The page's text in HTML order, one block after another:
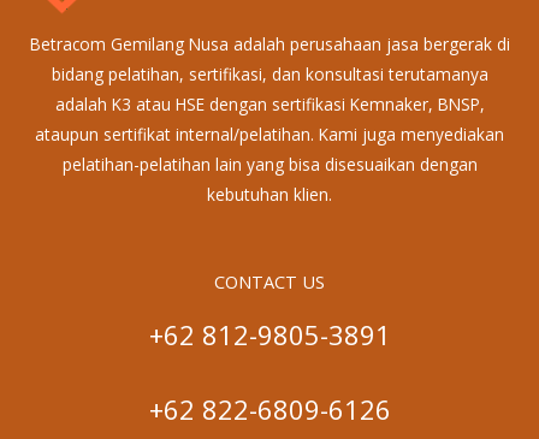
Betracom Gemilang Nusa adalah perusahaan jasa bergerak di
bidang pelatihan, sertifikasi, dan konsultasi terutamanya
adalah K3 atau HSE dengan sertifikasi Kemnaker, BNSP,
ataupun sertifikat internal/pelatihan. Kami juga menyediakan
pelatihan-pelatihan lain yang bisa disesuaikan dengan
kebutuhan klien.
CONTACT US
+62 812-9805-3891
+62 822-6809-6126